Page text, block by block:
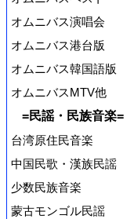
オムニバス演唱会
オムニバス港台版
オムニバス韓国語版
オムニバスMTV他
=民謡・民族音楽=
台湾原住民音楽
中国民歌・漢族民謡
少数民族音楽
蒙古モンゴル民謡